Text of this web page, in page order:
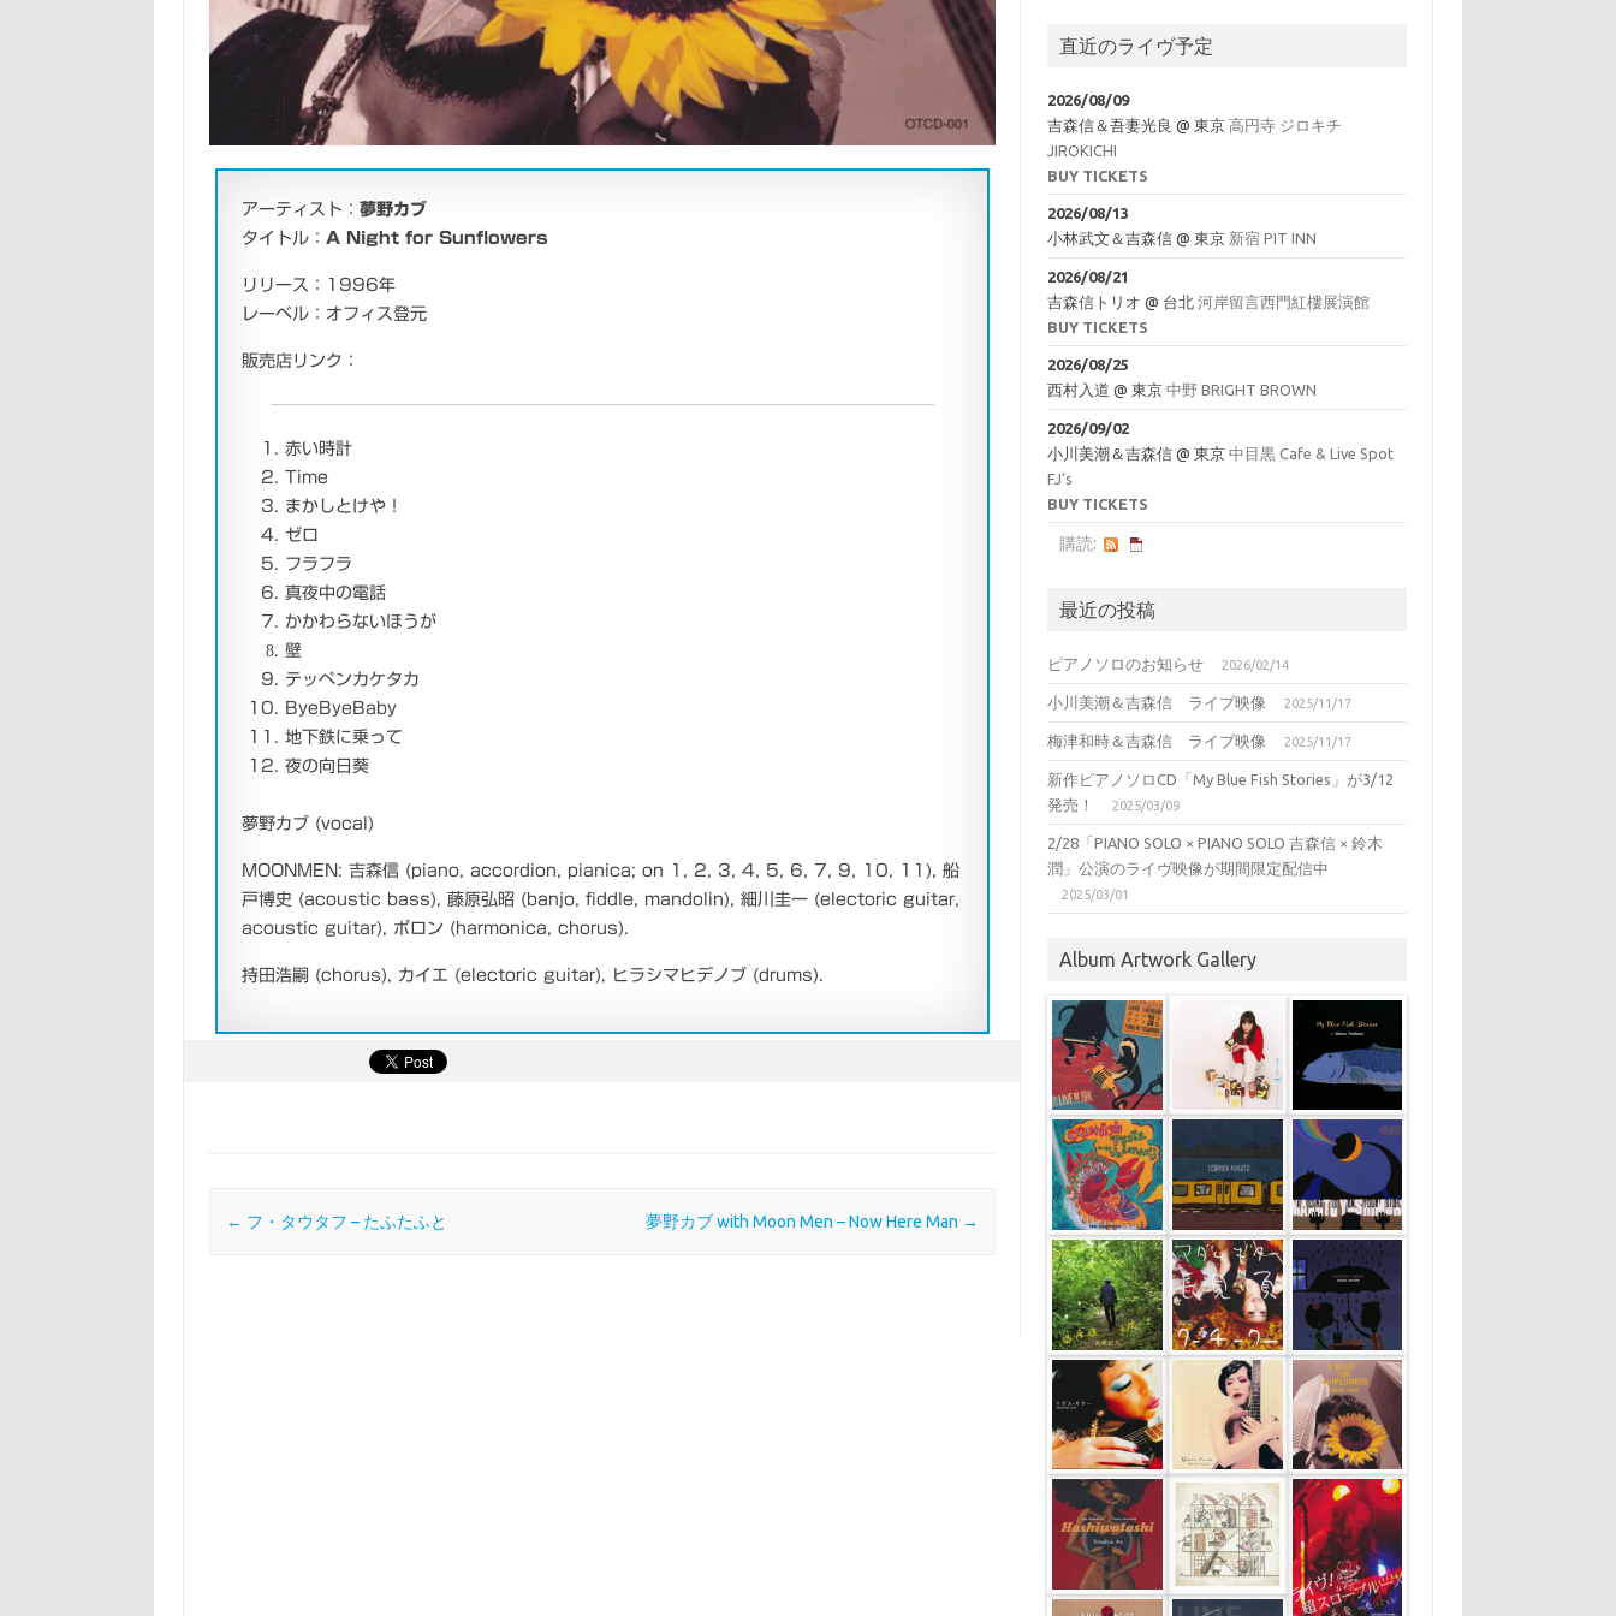
アーティスト： 夢野カブ
タイトル： A Night for Sunflowers
リリース：1996年
レーベル：オフィス登元
販売店リンク：
赤い時計
Time
まかしとけや！
ゼロ
フラフラ
真夜中の電話
かかわらないほうが
壁
テッペンカケタカ
ByeByeBaby
地下鉄に乗って
夜の向日葵
夢野カブ (vocal)
MOONMEN: 吉森信 (piano, accordion, pianica; on 1, 2, 3, 4, 5, 6, 7, 9, 10, 11), 船
戸博史 (acoustic bass), 藤原弘昭 (banjo, fiddle, mandolin), 細川圭一 (electoric guitar,
acoustic guitar), ポロン (harmonica, chorus).
持田浩嗣 (chorus), カイエ (electoric guitar), ヒラシマヒデノブ (drums).
投稿ナビゲーション
← フ・タウタフ – たふたふと 夢野カブ with Moon Men – Now Here Man →
直近のライヴ予定
2026/08/09
吉森信＆吾妻光良 @ 東京 高円寺 ジロキチ
JIROKICHI
BUY TICKETS
2026/08/13
小林武文＆吉森信 @ 東京 新宿 PIT INN
2026/08/21
吉森信トリオ @ 台北 河岸留言西門紅樓展演館
BUY TICKETS
2026/08/25
西村入道 @ 東京 中野 BRIGHT BROWN
2026/09/02
小川美潮＆吉森信 @ 東京 中目黒 Cafe & Live Spot
FJ’s
BUY TICKETS
購読:
最近の投稿
ピアノソロのお知らせ 2026/02/14
小川美潮＆吉森信 ライブ映像 2025/11/17
梅津和時＆吉森信 ライブ映像 2025/11/17
新作ピアノソロCD「My Blue Fish Stories」が3/12
発売！
2025/03/09
2/28「PIANO SOLO × PIANO SOLO 吉森信 × 鈴木
潤」公演のライヴ映像が期間限定配信中
2025/03/01
Album Artwork Gallery